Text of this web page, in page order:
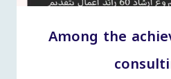
Among the